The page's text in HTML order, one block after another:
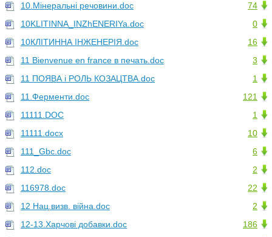
74
10.Мінеральні речовини.doc
0
10KLITINNA_INZhENERIYa.doc
16
10КЛІТИННА ІНЖЕНЕРІЯ.doc
3
11 Bienvenue en france в печать.doc
1
11 ПОЯВА і РОЛЬ КОЗАЦТВА.doc
121
11.Ферменти.doc
1
11111.DOC
10
11111.docx
6
111_Gbc.doc
2
112.doc
22
116978.doc
2
12 Нац.визв. війна.doc
186
12-13.Харчові добавки.doc